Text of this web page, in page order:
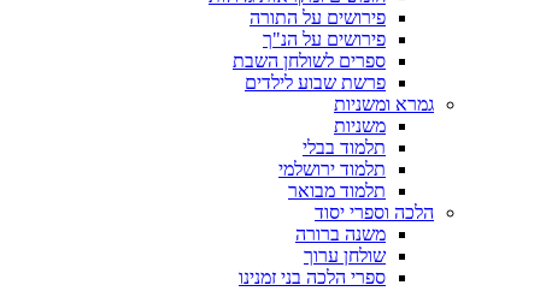
פירושים על התורה
פירושים על הנ"ך
ספרים לשולחן השבת
פרשת שבוע לילדים
גמרא ומשניות
משניות
תלמוד בבלי
תלמוד ירושלמי
תלמוד מבואר
הלכה וספרי יסוד
משנה ברורה
שולחן ערוך
ספרי הלכה בני זמנינו